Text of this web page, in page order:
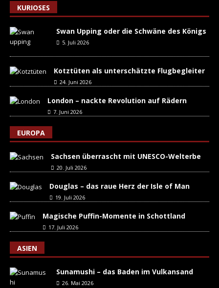
KURIOSES
Swan Upping oder die Schwäne des Königs
5. Juli 2026
Kotztüten als unterschätzte Flugbegleiter
24. Juni 2026
London – nackte Revolution auf Rädern
7. Juni 2026
EUROPA
Sachsen überrascht mit UNESCO-Welterbe
20. Juli 2026
Douglas – das raue Herz der Isle of Man
19. Juli 2026
Magische Puffin-Momente in Schottland
17. Juli 2026
ASIEN
Sunamushi – das Baden im Vulkansand
26. Mai 2026